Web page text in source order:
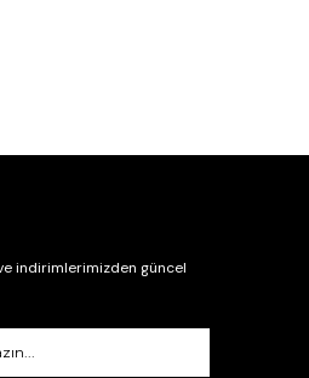
indirimlerimizden güncel